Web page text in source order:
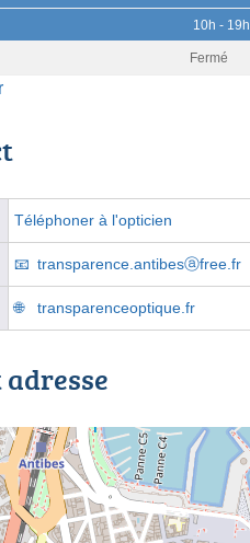
10h - 19h
Fermé
Téléphoner à l'opticien
transparence.antibesⓐfree.fr
transparenceoptique.fr